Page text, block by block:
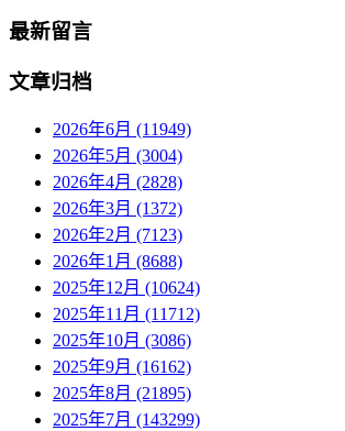
最新留言
文章归档
2026年6月 (11949)
2026年5月 (3004)
2026年4月 (2828)
2026年3月 (1372)
2026年2月 (7123)
2026年1月 (8688)
2025年12月 (10624)
2025年11月 (11712)
2025年10月 (3086)
2025年9月 (16162)
2025年8月 (21895)
2025年7月 (143299)